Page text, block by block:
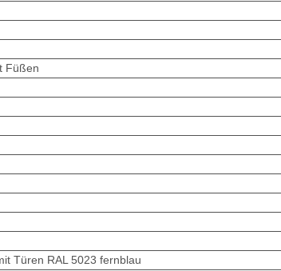
Füßen
Türen RAL 5023 fernblau